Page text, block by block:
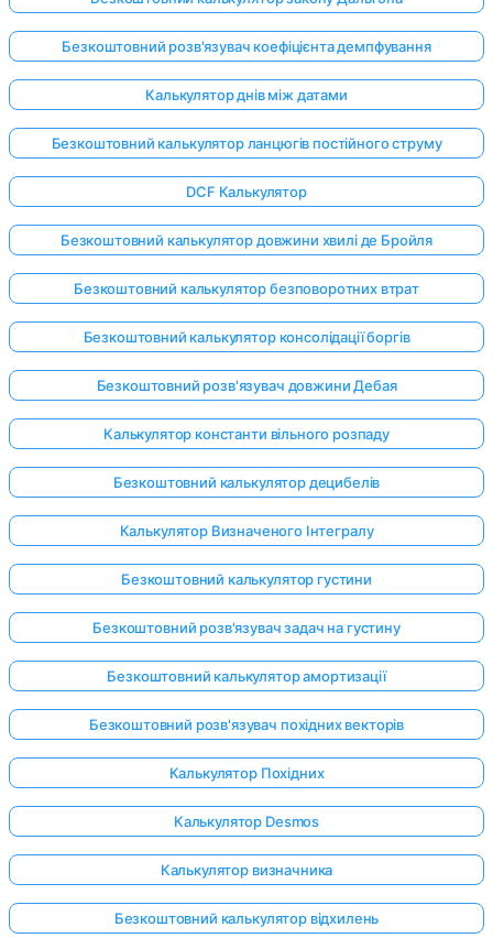
Увійдіть
тут!
Безкоштовний розв'язувач коефіцієнта демпфування
Калькулятор днів між датами
Безкоштовний калькулятор ланцюгів постійного струму
DCF Калькулятор
Безкоштовний калькулятор довжини хвилі де Бройля
Безкоштовний калькулятор безповоротних втрат
Безкоштовний калькулятор консолідації боргів
Безкоштовний розв'язувач довжини Дебая
Калькулятор константи вільного розпаду
Безкоштовний калькулятор децибелів
Калькулятор Визначеного Інтегралу
Безкоштовний калькулятор густини
Безкоштовний розв'язувач задач на густину
Безкоштовний калькулятор амортизації
Безкоштовний розв'язувач похідних векторів
Калькулятор Похідних
Калькулятор Desmos
Калькулятор визначника
Безкоштовний калькулятор відхилень